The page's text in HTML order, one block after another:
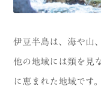
町並み
動物と触れ合える場所
神社仏閣
伊豆半島は、海や山
他の地域には類を見
に恵まれた地域です。